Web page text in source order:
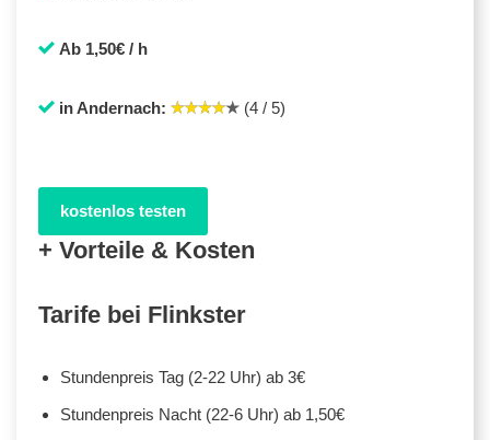
Ab 1,50€ / h
in Andernach: (4 / 5)
kostenlos testen
+ Vorteile & Kosten
Tarife bei Flinkster
Stundenpreis Tag (2-22 Uhr) ab 3€
Stundenpreis Nacht (22-6 Uhr) ab 1,50€